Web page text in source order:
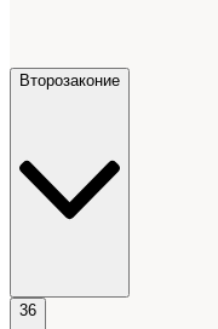
Второзаконие
36